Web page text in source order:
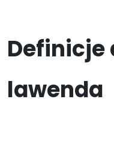
Definicje
lawenda